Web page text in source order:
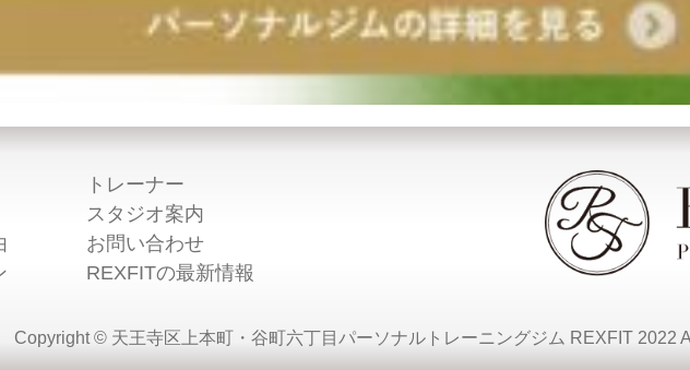
トレーナー
スタジオ案内
お問い合わせ
REXFITの最新情報
Copyright ©︎ 天王寺区上本町・谷町六丁目パーソナルトレーニングジム REXFIT 2022